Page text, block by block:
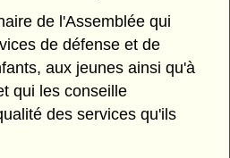
de l'Assemblée qui
de défense et de
aux jeunes ainsi qu'à
qui les conseille
des services qu'ils